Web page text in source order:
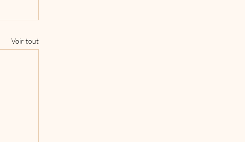
Voir tout